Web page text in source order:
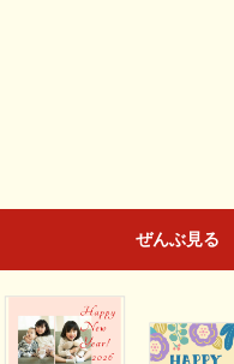
ぜんぶ見る